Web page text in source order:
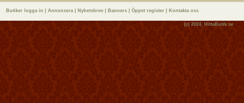
Butiker logga in Annonsera Nyhetsbrev Banners Öppet register Kontakta oss
(c) 2024, HittaButik.se